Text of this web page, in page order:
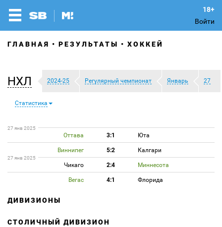
Войти
ГЛАВНАЯ РЕЗУЛЬТАТЫ ХОККЕЙ
НХЛ 2024-25 Регулярный чемпионат Январь 27
Статистика
27 янв 2025
Оттава 3:1 Юта
Виннипег 5:2 Калгари
27 янв 2025
Чикаго 2:4 Миннесота
Вегас 4:1 Флорида
ДИВИЗИОНЫ
СТОЛИЧНЫЙ ДИВИЗИОН